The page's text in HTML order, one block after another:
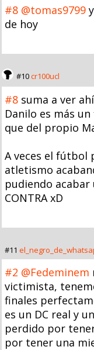
#8 @tomas9799
de hoy
#10cr100ucl
#8 suma a ver
Danilo es más
que del propio
A veces el fútbol
atletismo
pudiendo acabar
CONTRA xD
#11
#2 @Fedeminem
victimista,
finales
es un DC real y
perdido por
por tener una